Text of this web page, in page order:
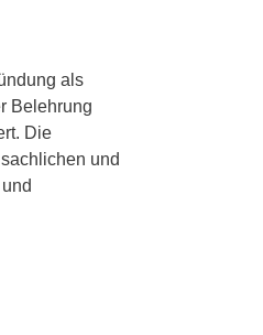
als
Belehrung
Die
und
und